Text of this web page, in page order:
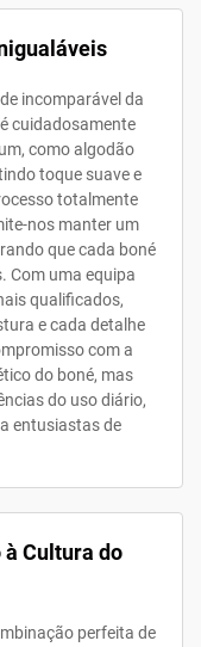
incomparável da
cuidadosamente
como algodão
toque suave e
totalmente
nos manter um
que cada boné
Com uma equipa
qualificados,
e cada detalhe
com a
do boné, mas
do uso diário,
entusiastas de
Cultura do
perfeita de